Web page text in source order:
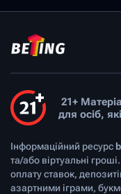
21+
для осіб,
Інформаційний ресурс
та/або віртуальні
оплату ставок,
азартними іграми,